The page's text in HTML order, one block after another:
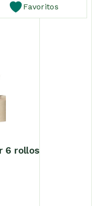
Favoritos
6 rollos